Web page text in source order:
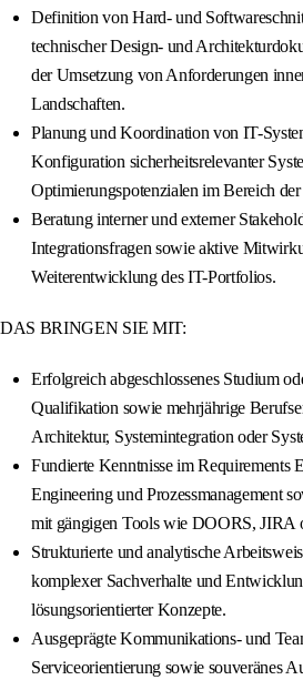
Definition von Hard- und
technischer Design- und
der Umsetzung von Anforderungen
Landschaften.
Planung und Koordination von IT-
Konfiguration sicherheitsrelevanter
Optimierungspotenzialen im Bereich
Beratung interner und externer
Integrationsfragen sowie aktive
Weiterentwicklung des IT-Portfolios.
DAS BRINGEN SIE MIT:
Erfolgreich abgeschlossenes Studium
Qualifikation sowie mehrjährige
Architektur, Systemintegration oder
Fundierte Kenntnisse im Requirements
Engineering und Prozessmanagement
mit gängigen Tools wie DOORS,
Strukturierte und analytische
komplexer Sachverhalte und
lösungsorientierter Konzepte.
Ausgeprägte Kommunikations- und
Serviceorientierung sowie souveränes